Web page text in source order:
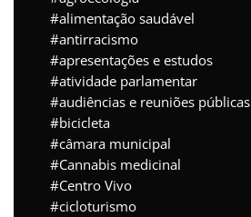
alimentação saudável
antirracismo
apresentações e estudos
atividade parlamentar
audiências e reuniões públicas
bicicleta
câmara municipal
Cannabis medicinal
Centro Vivo
cicloturismo